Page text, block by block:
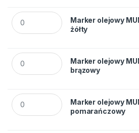
Marker olejowy MUNGYO żółty
Marker olejowy
żółty
Marker olejowy MUNGYO brązowy
Marker olejowy
brązowy
Marker olejowy MUNGYO
Marker olejowy
pomarańczowy